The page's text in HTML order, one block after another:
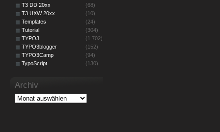
T3 DD 20xx
(68)
T3 UXW 20xx
(10)
Templates
(24)
Tutorial
(304)
TYPO3
(1.702)
TYPO3blogger
(152)
TYPO3Camp
(94)
TypoScript
(130)
Archiv